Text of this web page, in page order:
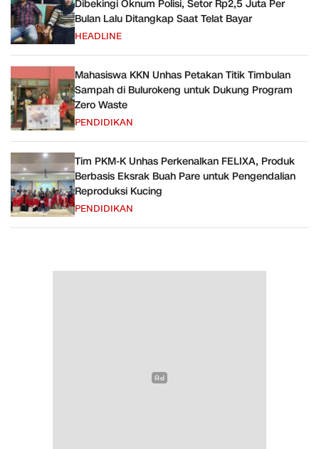
Dibekingi Oknum Polisi, Setor Rp2,5 Juta Per
Bulan Lalu Ditangkap Saat Telat Bayar
HEADLINE
Mahasiswa KKN Unhas Petakan Titik Timbulan
Sampah di Bulurokeng untuk Dukung Program
Zero Waste
PENDIDIKAN
Tim PKM-K Unhas Perkenalkan FELIXA, Produk
Berbasis Eksrak Buah Pare untuk Pengendalian
Reproduksi Kucing
PENDIDIKAN